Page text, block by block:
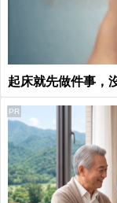
起床就先做件事，
PR